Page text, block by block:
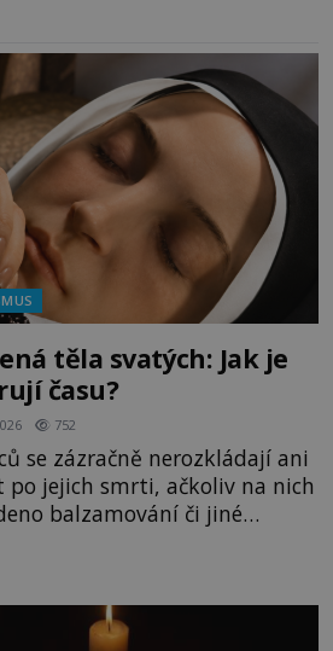
těla svatých: Jak je
času?
752
se zázračně nerozkládají ani
jejich smrti, ačkoliv na nich
balzamování či jiné
Neporušené ostatky bývají
svatosti zemřelých. Jaké